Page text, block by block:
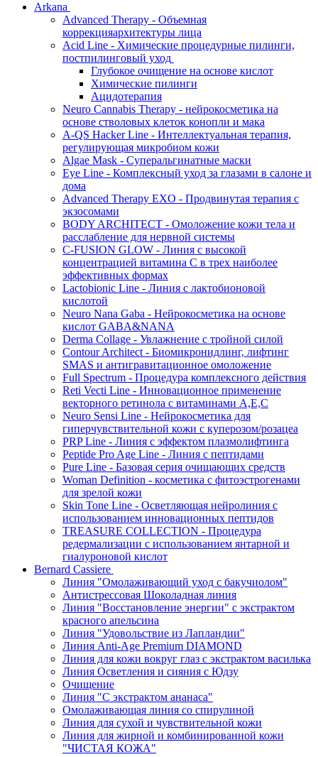
Arkana
Advanced Therapy - Объемная
коррекцияархитектуры лица
Acid Line - Химические процедурные пилинги,
постпилинговый уход
Глубокое очищение на основе кислот
Химические пилинги
Ацидотерапия
Neuro Cannabis Therapy - нейрокосметика на
основе стволовых клеток конопли и мака
A-QS Hacker Line - Интеллектуальная терапия,
регулирующая микробиом кожи
Algae Mask - Суперальгинатные маски
Eye Line - Комплексный уход за глазами в салоне и
дома
Advanced Therapy EXO - Продвинутая терапия с
экзосомами
BODY ARCHITECT - Омоложение кожи тела и
расслабление для нервной системы
C-FUSION GLOW - Линия с высокой
концентрацией витамина C в трех наиболее
эффективных формах
Lactobionic Line - Линия с лактобионовой
кислотой
Neuro Nana Gaba - Нейрокосметика на основе
кислот GABA&NANA
Derma Collage - Увлажнение с тройной силой
Contour Architect - Биомикронидлинг, лифтинг
SMAS и антигравитационное омоложение
Full Spectrum - Процедура комплексного действия
Reti Vecti Line - Инновационное применение
векторного ретинола с витаминами A,Е,С
Neuro Sensi Line - Нейрокосметика для
гиперчувствительной кожи с куперозом/розацеа
PRP Line - Линия с эффектом плазмолифтинга
Peptide Pro Age Line - Линия с пептидами
Pure Line - Базовая серия очищающих средств
Woman Definition - косметика с фитоэстрогенами
для зрелой кожи
Skin Tone Line - Осветляющая нейролиния с
использованием инновационных пептидов
TREASURE COLLECTION - Процедура
редермализации с использованием янтарной и
гиалуроновой кислот
Bernard Cassiere
Линия "Омолаживающий уход с бакучиолом"
Антистрессовая Шоколадная линия
Линия "Восстановление энергии" с экстрактом
красного апельсина
Линия "Удовольствие из Лапландии"
Линия Anti-Age Premium DIAMOND
Линия для кожи вокруг глаз с экстрактом василька
Линия Осветления и сияния с Юдзу
Очищение
Линия "С экстрактом ананаса"
Омолаживающая линия со спирулиной
Линия для сухой и чувствительной кожи
Линия для жирной и комбинированной кожи
"ЧИСТАЯ КОЖА"